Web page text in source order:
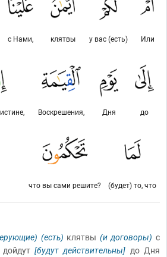
Или
у вас (есть)
клятвы
с Нами,
до
Дня
Воскрешения,
(будет) то, что
что вы сами решите?
(есть) клятвы (и договоры) с
дойдут[будут действительны] до Дня